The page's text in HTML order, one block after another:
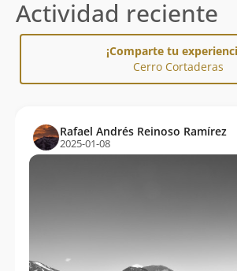
Actividad reciente
¡Comparte tu
Cerro Cortaderas
Rafael Andrés Reinoso Ramírez
2025-01-08